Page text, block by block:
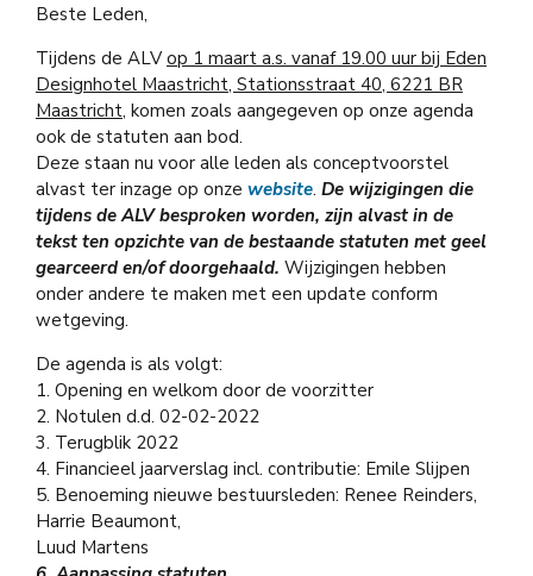
Beste Leden,
Tijdens de ALVop 1 maart a.s. vanaf 19.00 uur bij Eden
Designhotel Maastricht, Stationsstraat 40, 6221 BR
Maastricht, komen zoals aangegeven op onze agenda
ook de statuten aan bod.
Deze staan nu voor alle leden als conceptvoorstel
alvast ter inzage op onze website. De wijzigingen die
tijdens de ALV besproken worden, zijn alvast in de
tekst ten opzichte van de bestaande statuten met geel
gearceerd en/of doorgehaald. Wijzigingen hebben
onder andere te maken met een update conform
wetgeving.
De agenda is als volgt:
1. Opening en welkom door de voorzitter
2. Notulen d.d. 02-02-2022
3. Terugblik 2022
4. Financieel jaarverslag incl. contributie: Emile Slijpen
5. Benoeming nieuwe bestuursleden: Renee Reinders,
Harrie Beaumont,
Luud Martens